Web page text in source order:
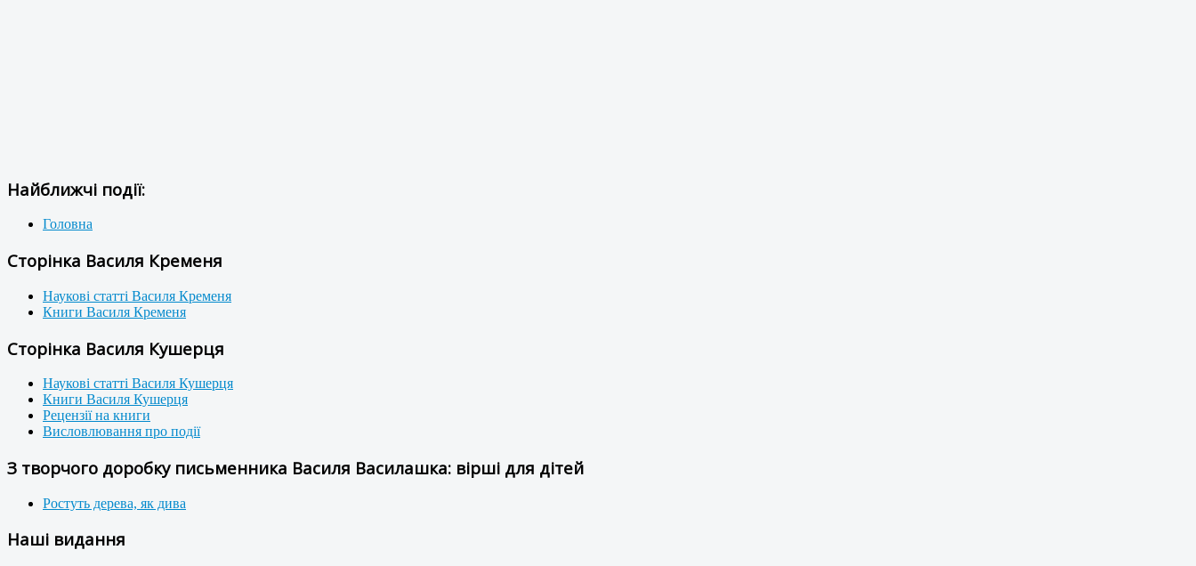
Найближчі події:
Головна
Сторінка Василя Кременя
Наукові статті Василя Кременя
Книги Василя Кременя
Сторінка Василя Кушерця
Наукові статті Василя Кушерця
Книги Василя Кушерця
Рецензії на книги
Висловлювання про події
З творчого доробку письменника Василя Василашка: вірші для дітей
Ростуть дерева, як дива
Наші видання